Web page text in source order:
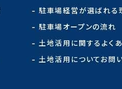
- 駐車場経営が選ばれる
- 駐車場オープンの流れ
- 土地活用に関するよく
- 土地活用についてお問